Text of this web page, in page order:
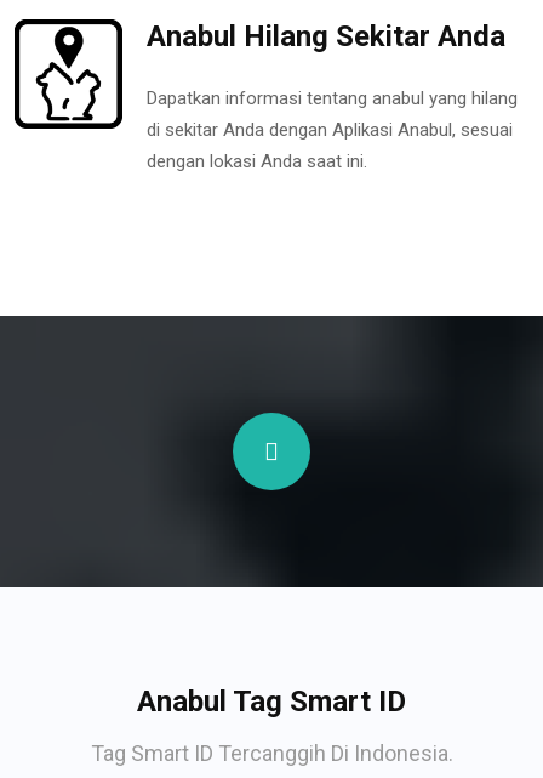
Anabul Hilang Sekitar Anda
Dapatkan informasi tentang anabul yang hilang
di sekitar Anda dengan Aplikasi Anabul, sesuai
dengan lokasi Anda saat ini.
Anabul Tag Smart ID
Tag Smart ID Tercanggih Di Indonesia.